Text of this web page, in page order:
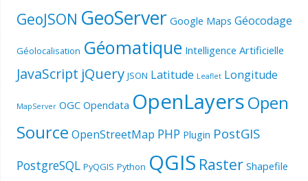
GeoJSON GeoServer Google Maps Géocodage
Géolocalisation Géomatique Intelligence Artificielle
JavaScript jQuery JSON Latitude Leaflet Longitude
MapServer OGC Opendata OpenLayersOpen
Source OpenStreetMap PHP Plugin PostGIS
PostgreSQL PyQGIS Python QGIS Raster Shapefile